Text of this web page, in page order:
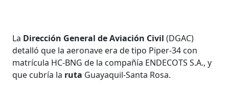
La Dirección General de Aviación Civil (DGAC)
detalló que la aeronave era de tipo Piper-34 con
matrícula HC-BNG de la compañía ENDECOTS S.A., y
que cubría la ruta Guayaquil-Santa Rosa.